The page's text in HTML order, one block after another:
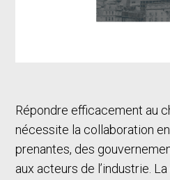
Répondre efficacement au
nécessite la collaboration
prenantes, des
aux acteurs de l’industrie.